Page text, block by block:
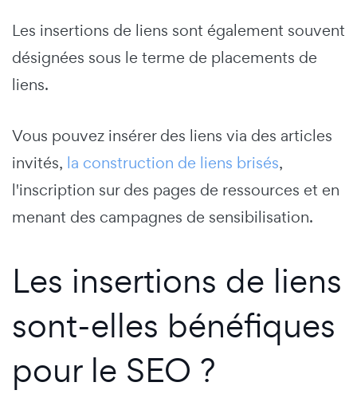
Les insertions de liens sont également souvent
désignées sous le terme de placements de
liens.
Vous pouvez insérer des liens via des articles
invités, la construction de liens brisés,
l'inscription sur des pages de ressources et en
menant des campagnes de sensibilisation.
Les insertions de liens
sont-elles bénéfiques
pour le SEO ?